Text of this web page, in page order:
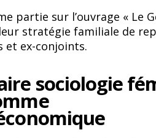
partie sur l’ouvrage « Le
stratégie familiale de
et ex-conjoints.
sociologie